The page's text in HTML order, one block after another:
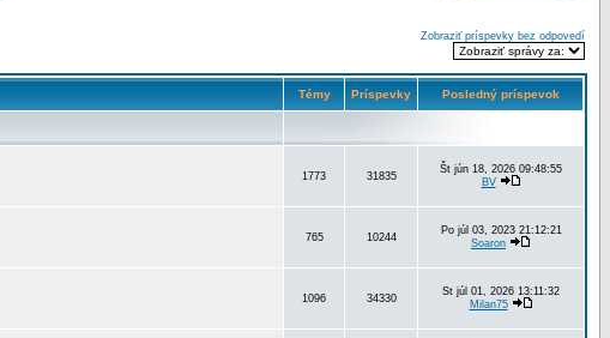
Zobraziť príspevky bez odpovedí
Témy Príspevky Posledný príspevok
1773 31835
Št jún 18, 2026 09:48:55
BV
765 10244
Po júl 03, 2023 21:12:21
Soaron
1096 34330
St júl 01, 2026 13:11:32
Milan75